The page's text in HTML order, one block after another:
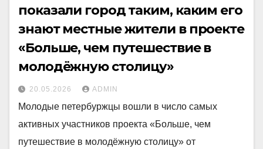
показали город таким, каким его
знают местные жители в проекте
«Больше, чем путешествие в
молодёжную столицу»
20.05.2026 ADMIN
Молодые петербуржцы вошли в число самых
активных участников проекта «Больше, чем
путешествие в молодёжную столицу» от